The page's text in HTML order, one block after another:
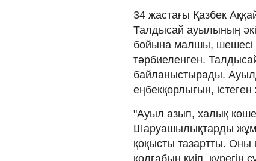
34 жастағы Қазбек
Талдысай ауылының
бойына малшы, шешесі
тәрбиеленген.
байланыстырады.
еңбекқорлығын,
"Ауыл азып, халық
Шаруашылықтарды
қоқысты тазартты. Оны